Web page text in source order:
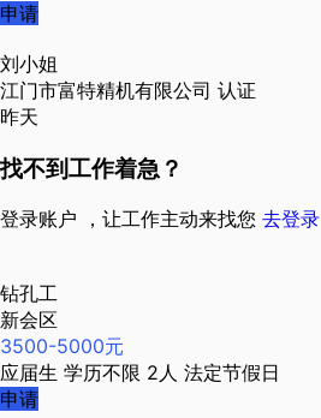
申请
刘小姐
江门市富特精机有限公司 认证
昨天
找不到工作着急？
登录账户 ，让工作主动来找您 去登录
钻孔工
新会区
3500-5000元
应届生 学历不限 2人 法定节假日
申请